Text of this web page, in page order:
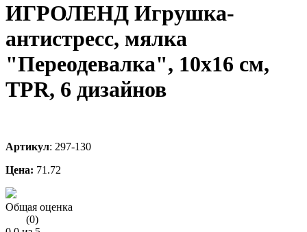
ИГРОЛЕНД Игрушка-
антистресс, мялка
"Переодевалка", 10х16 см,
TPR, 6 дизайнов
Артикул: 297-130
Цена: 71.72
Общая оценка
(0)